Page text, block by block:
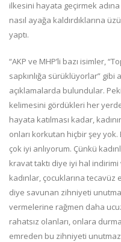
ilkesini hayata geçirmek adına
nasıl ayağa kaldırdıklarına
yaptı.
“AKP ve MHP’li bazı isimler,
sapkınlığa sürüklüyorlar” gibi
açıklamalarda bulundular.
kelimesini gördükleri her
hayata katılması kadar,
onları korkutan hiçbir şey
çok iyi anlıyorum. Çünkü
kravat taktı diye iyi hal
kadınlar, çocuklarına
diye savunan zihniyeti
vermelerine rağmen daha
rahatsız olanları, onlara
emreden bu zihniyeti